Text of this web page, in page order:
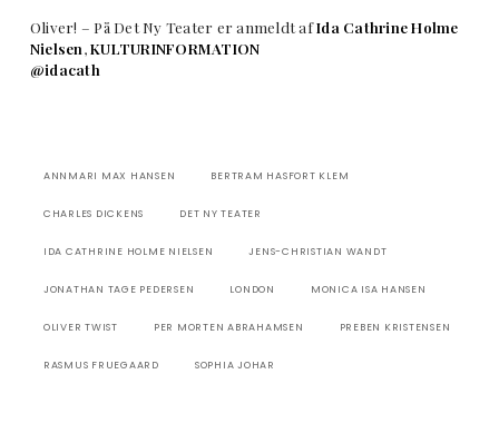
Oliver! – På Det Ny Teater er anmeldt afIda Cathrine Holme
Nielsen,KULTURINFORMATION
@idacath
ANNMARI MAX HANSEN BERTRAM HASFORT KLEM
CHARLES DICKENS DET NY TEATER
IDA CATHRINE HOLME NIELSEN JENS-CHRISTIAN WANDT
JONATHAN TAGE PEDERSEN LONDON MONICA ISA HANSEN
OLIVER TWIST PER MORTEN ABRAHAMSEN PREBEN KRISTENSEN
RASMUS FRUEGAARD SOPHIA JOHAR